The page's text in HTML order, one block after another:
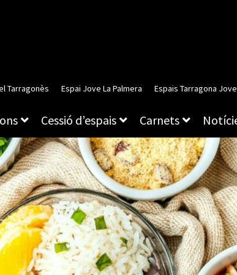
Tarragonès Espai Jove La Palmera Espais Tarragona Jove
Cessió d’espais Carnets